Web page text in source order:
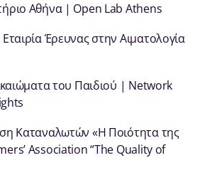
Αθήνα | Open Lab Athens
Εταιρία Έρευνας στην Αιματολογία
του Παιδιού | Network
Καταναλωτών «Η Ποιότητα της
Association “The Quality of